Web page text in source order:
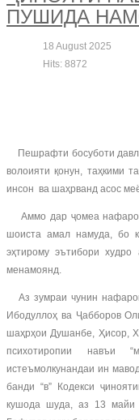
ПУШИДА
18 August 2025
Hits: 8872
Пешрафти босуботи
волоияти қонун, таҳкими
инсон ва шаҳрванд асос
Аммо дар ҷомеа
шоиста амал намуда, бо
эҳтирому эътибори
менамоянд.
Аз зумраи чунин
Ибодуллоҳ ва Ҷабборов
шаҳрҳои Душанбе, Ҳисор,
психотиропии навъи
истеъмолкунандаи ин
банди “в” Кодекси
кушода шуда, аз 13 майи